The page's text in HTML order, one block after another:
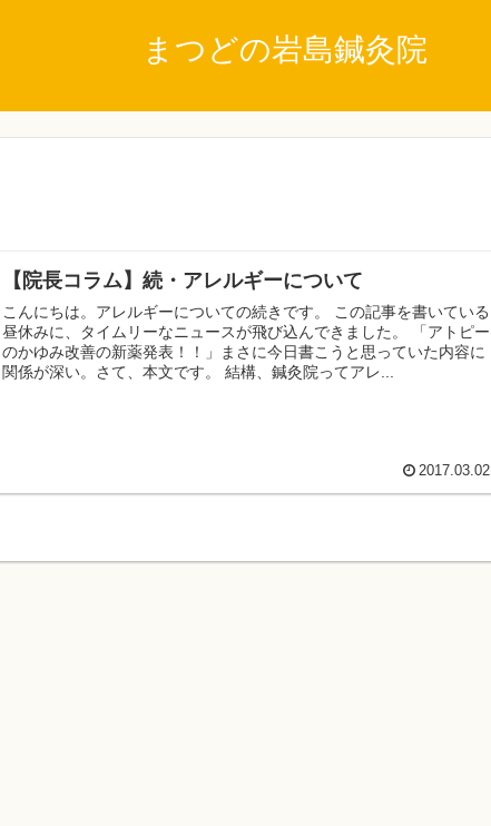
まつどの岩島鍼灸院
【院長コラム】続・アレルギーについて
こんにちは。アレルギーについての続きです。 この記事を書いている
昼休みに、タイムリーなニュースが飛び込んできました。 「アトピー
のかゆみ改善の新薬発表！！」まさに今日書こうと思っていた内容に
関係が深い。さて、本文です。 結構、鍼灸院ってアレ...
2017.03.02